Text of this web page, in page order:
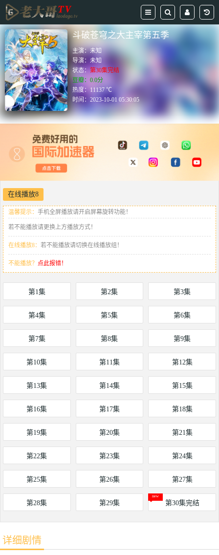
斗破苍穹之大主宰第五季
主演：未知
导演：未知
状态：第30集完结
豆瓣：0.0分
热度：11137 ℃
时间：2023-10-01 05:30:05
在线播放8
温馨提示： 手机全屏播放请开启屏幕旋转功能！
若不能播放请更换上方播放方式！
在线播放8： 若不能播放请切换在线播放组！
不能播放？ 点此报错！
第1集 第2集 第3集
第4集 第5集 第6集
第7集 第8集 第9集
第10集 第11集 第12集
第13集 第14集 第15集
第16集 第17集 第18集
第19集 第20集 第21集
第22集 第23集 第24集
第25集 第26集 第27集
第28集 第29集 第30集完结
详细剧情